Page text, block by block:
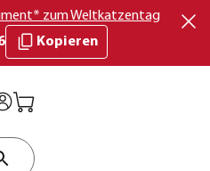
zum Weltkatzentag
Kopieren